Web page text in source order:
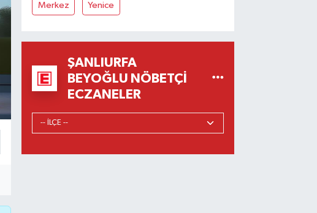
Merkez Yenice
ŞANLIURFA
BEYOĞLU NÖBETÇI
ECZANELER